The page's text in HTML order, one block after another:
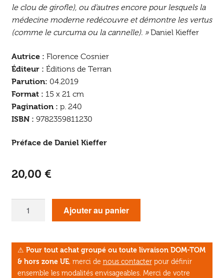
le clou de girofle), ou d’autres encore pour lesquels la
médecine moderne redécouvre et démontre les vertus
(comme le curcuma ou la cannelle). »Daniel Kieffer
Autrice : Florence Cosnier
Éditeur : Éditions de Terran
Parution: 04.2019
Format : 15 x 21 cm
Pagination : p. 240
ISBN : 9782359811230
Préface de Daniel Kieffer
20,00 €
et
aromates,
usages
Ajouter au panier
⚠ Pour tout achat groupé ou toute livraison DOM-TOM
& hors zone UE, merci de nous contacterpour définir
ensemble les modalités envisageables. Merci de votre